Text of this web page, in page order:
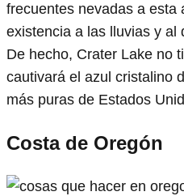
frecuentes nevadas a esta
existencia a las lluvias y al
De hecho, Crater Lake no
cautivará el azul cristalino
más puras de Estados
Costa de Oregón